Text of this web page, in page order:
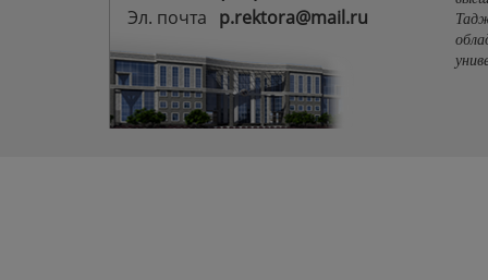
Эл. почта p.rektora@mail.ru